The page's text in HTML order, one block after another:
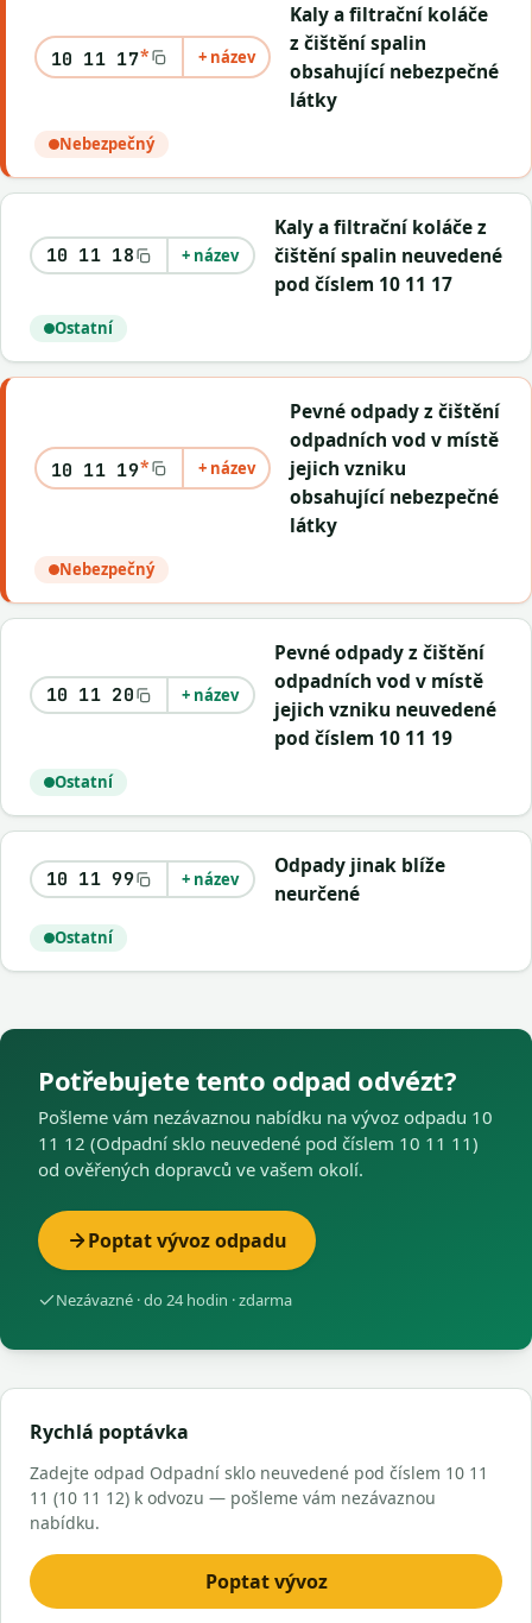
10 11 17* + název
Kaly a filtrační koláče
z čištění spalin
obsahující nebezpečné
látky
Nebezpečný
10 11 18 + název
Kaly a filtrační koláče z
čištění spalin neuvedené
pod číslem 10 11 17
Ostatní
10 11 19* + název
Pevné odpady z čištění
odpadních vod v místě
jejich vzniku
obsahující nebezpečné
látky
Nebezpečný
10 11 20 + název
Pevné odpady z čištění
odpadních vod v místě
jejich vzniku neuvedené
pod číslem 10 11 19
Ostatní
10 11 99 + název
Odpady jinak blíže
neurčené
Ostatní
Potřebujete tento odpad odvézt?
Pošleme vám nezávaznou nabídku na vývoz odpadu 10
11 12 (Odpadní sklo neuvedené pod číslem 10 11 11)
od ověřených dopravců ve vašem okolí.
Poptat vývoz odpadu
Nezávazné · do 24 hodin · zdarma
Rychlá poptávka
Zadejte odpad Odpadní sklo neuvedené pod číslem 10 11
11 (10 11 12) k odvozu — pošleme vám nezávaznou
nabídku.
Poptat vývoz